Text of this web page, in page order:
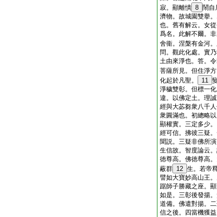
寂。顯離憒 8 鬧自
濟物。故城園雙擧
也。舊有解云。女
爲名。此解不爾。
舍衞。涅槃有金河
問。觀此化處。實
土由來淨也。答。
菩薩所見。但住淨
化起於凡聖。
11
淨穢雙彰。但標一
違。以佛定土。理
經與大苾芻衆八千
衆圓滿也。初總略
顯權實。三定多少
經可信。拂彼三疑
聞説。三疑非佛所
生信故。智度論云
徳尊高。佛徳尊高
蔽群 12 生。若帝
譬如大寶妙高山王
踞師子勝藏之座。
如是。三彰後發揚
道備。佛遣對揚。
信之後。四當機獲